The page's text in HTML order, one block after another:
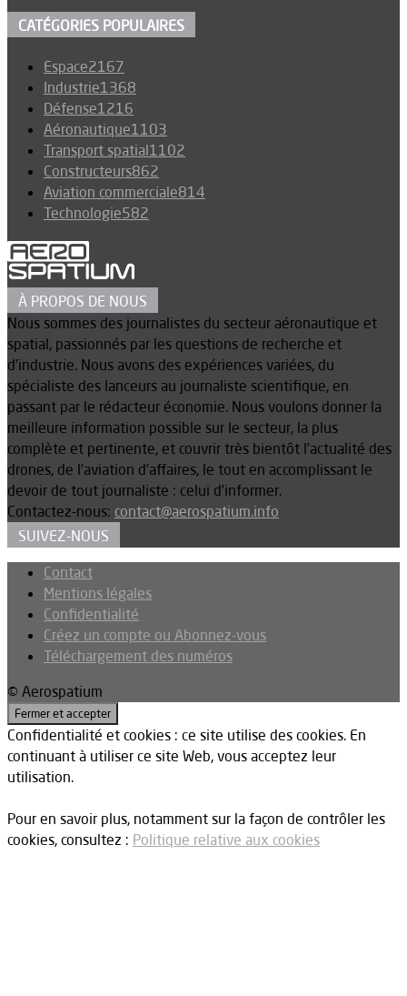
CATÉGORIES POPULAIRES
Espace2167
Industrie1368
Défense1216
Aéronautique1103
Transport spatial1102
Constructeurs862
Aviation commerciale814
Technologie582
À PROPOS DE NOUS
Nous sommes des journalistes du secteur aéronautique et
spatial, passionnés par les questions de recherche et
d’industrie. Nous avons des expériences variées, du
spécialiste des lanceurs au journaliste scientifique, en
passant par le rédacteur économie. Nous voulons donner la
meilleure information possible sur le secteur, la plus
complète et pertinente, et couvrir très bientôt l’actualité des
drones, de l’aviation d’affaires, le tout en accomplissant le
devoir de tout journaliste : celui d’informer.
Contactez-nous: contact@aerospatium.info
SUIVEZ-NOUS
Contact
Mentions légales
Confidentialité
Créez un compte ou Abonnez-vous
Téléchargement des numéros
© Aerospatium
Confidentialité et cookies : ce site utilise des cookies. En
continuant à utiliser ce site Web, vous acceptez leur
utilisation.
Pour en savoir plus, notamment sur la façon de contrôler les
cookies, consultez : Politique relative aux cookies